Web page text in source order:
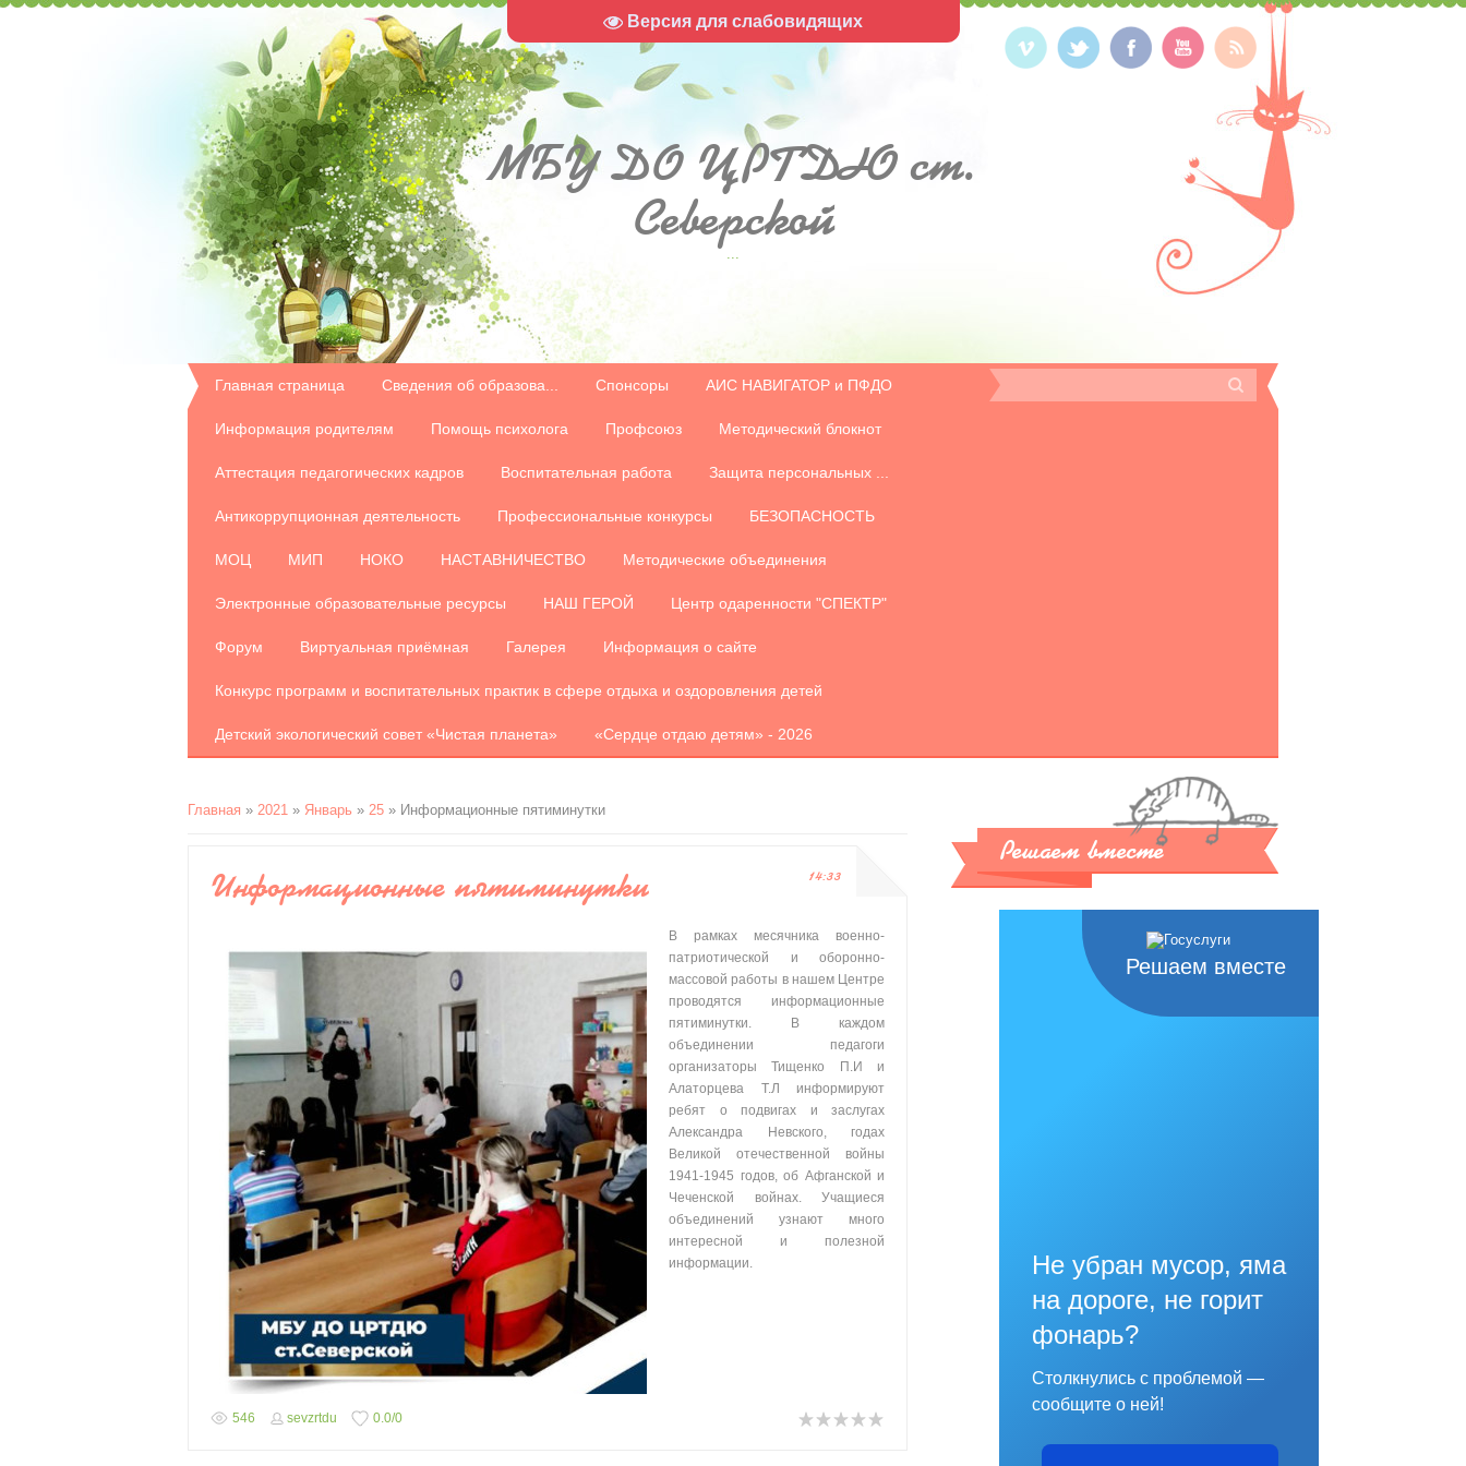
Версия для слабовидящих
МБУДО ЦРТДЮ ст.
Северской
...
Главная страница Сведения об образова... Спонсоры АИС НАВИГАТОР и ПФДО
Информация родителям Помощь психолога Профсоюз Методический блокнот
Аттестация педагогических кадров Воспитательная работа Защита персональных ...
Антикоррупционная деятельность Профессиональные конкурсы БЕЗОПАСНОСТЬ
МОЦ МИП НОКО НАСТАВНИЧЕСТВО Методические объединения
Электронные образовательные ресурсы НАШ ГЕРОЙ Центр одаренности "СПЕКТР"
Форум Виртуальная приёмная Галерея Информация о сайте
Конкурс программ и воспитательных практик в сфере отдыха и оздоровления детей
Детский экологический совет «Чистая планета» «Сердце отдаю детям» - 2026
Главная » 2021 » Январь » 25 » Информационные пятиминутки
14:33
Информационные пятиминутки
В рамках месячника военно-
патриотической и оборонно-
массовой работы в нашем Центре
проводятся информационные
пятиминутки. В каждом
объединении педагоги
организаторы Тищенко П.И и
Алаторцева Т.Л информируют
ребят о подвигах и заслугах
Александра Невского, годах
Великой отечественной войны
1941-1945 годов, об Афганской и
Чеченской войнах. Учащиеся
объединений узнают много
интересной и полезной
информации.
546 sevzrtdu 0.0/0
Решаем вместе
Решаем вместе
Не убран мусор, яма
на дороге, не горит
фонарь?
Столкнулись с проблемой —
сообщите о ней!